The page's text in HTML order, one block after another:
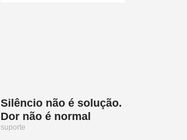
Silêncio não é solução.
Dor não é normal
suporte